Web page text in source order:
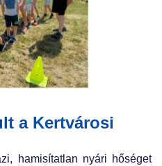
a Kertvárosi
hamisítatlan nyári hőséget